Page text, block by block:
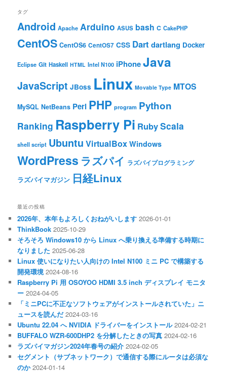
タグ
Android Apache Arduino ASUS bash C CakePHP
CentOS CentOS6 CentOS7 CSS Dart dartlang Docker
Eclipse Git Haskell HTML Intel N100 iPhoneJava
JavaScript JBoss Linux Movable Type MTOS
MySQL NetBeans Perl PHP program Python
Ranking Raspberry Pi RubyScala
shell script Ubuntu VirtualBox Windows
WordPress ラズパイ ラズパイプログラミング
ラズパイマガジン 日経Linux
最近の投稿
2026年、本年もよろしくおねがいします 2026-01-01
ThinkBook 2025-10-29
そろそろ Windows10 から Linux へ乗り換える準備する時期に
なりました 2025-06-28
Linux 使いになりたい人向けの Intel N100 ミニ PC で構築する
開発環境 2024-08-16
Raspberry Pi 用 OSOYOO HDMI 3.5 inch ディスプレイ モニタ
ー 2024-04-05
「ミニPCに不正なソフトウェアがインストールされていた」ニ
ュースを読んだ 2024-03-16
Ubuntu 22.04 へ NVIDIA ドライバーをインストール 2024-02-21
BUFFALO WZR-600DHP2 を分解したときの写真 2024-02-16
ラズパイマガジン2024年春号の紹介 2024-02-05
セグメント（サブネットワーク）で通信する際にルータは必須な
のか 2024-01-14